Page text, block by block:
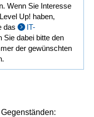
Wenn Sie Interesse
Up! haben,
das
IT-
Sie dabei bitte den
der gewünschten